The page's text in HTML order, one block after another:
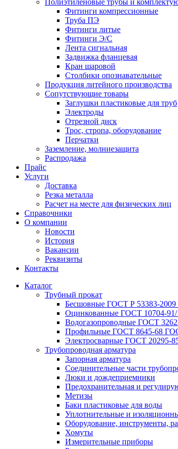
Полиэтиленовые трубы и
Фитинги компрессионные
Труба ПЭ
Фитинги литые
Фитинги Э/С
Лента сигнальная
Задвижка фланцевая
Кран шаровой
Столбики опознавательные
Продукция литейного производства
Сопутствующие товары
Заглушки пластиковые для труб
Электроды
Отрезной диск
Трос, стропа, оборудование
Перчатки
Заземление, молниезащита
Распродажа
Прайс
Услуги
Доставка
Резка металла
Расчет на месте для физических лиц
Справочники
О компании
Новости
История
Вакансии
Реквизиты
Контакты
Каталог
Трубный прокат
Беcшовные ГОСТ Р 53383-
Оцинкованные ГОСТ 10704-
Водогазопроводные ГОСТ
Профильные ГОСТ 8645-68
Электросварные ГОСТ 20295-
Трубопроводная арматура
Запорная арматура
Соединительные части
Люки и дождеприемники
Предохранительная и
Метизы
Баки пластиковые для воды
Уплотнительные и
Оборудование, инструменты,
Хомуты
Измерительные приборы